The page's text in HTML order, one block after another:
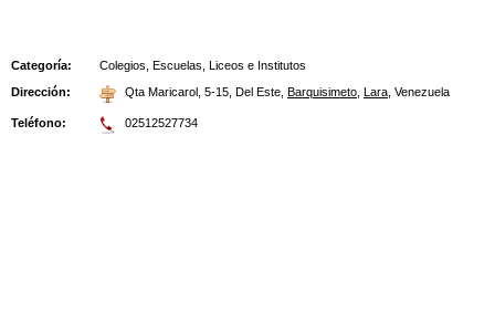
Categoría:
Colegios, Escuelas, Liceos e Institutos
Dirección:
Qta Maricarol, 5-15, Del Este Barquisimeto Lara Venezuela
Teléfono: 02512527734